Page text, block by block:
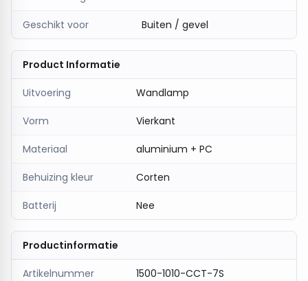
Geschikt voor Buiten / gevel
Product Informatie
Uitvoering Wandlamp
Vorm Vierkant
Materiaal aluminium + PC
Behuizing kleur Corten
Batterij Nee
Productinformatie
Artikelnummer 1500-1010-CCT-7S